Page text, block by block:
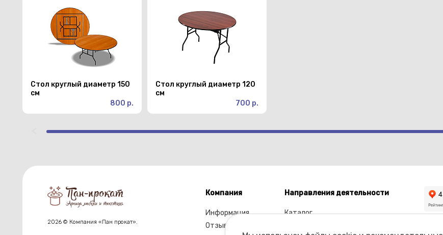
Стол круглый диаметр 150
см
800 р.
Стол круглый диаметр 120
см
700 р.
2026 © Компания «Пан прокат».
Компания
Информация
Отзывы
Направления деятельности
Каталог